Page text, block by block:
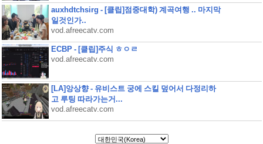
auxhdtchsirg - [클립]점중대학) 계곡여행 .. 마지막
일것인가..
vod.afreecatv.com
ECBP - [클립]주식 ㅎㅇㄹ
vod.afreecatv.com
[LA]앙상향 - 유비스트 궁에 스킬 덮어서 다정리하
고 루팅 따라가는거...
vod.afreecatv.com